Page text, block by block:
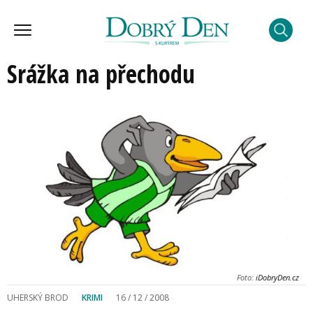
Srážka na přechodu
Foto: iDobryDen.cz
UHERSKÝ BROD KRIMI 16 / 12 / 2008